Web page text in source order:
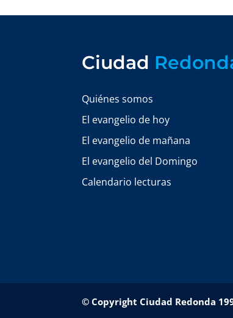
Ciudad
Quiénes somos
El evangelio de hoy
El evangelio de mañana
El evangelio del Domingo
Calendario lecturas
© Copyright Ciudad Redonda